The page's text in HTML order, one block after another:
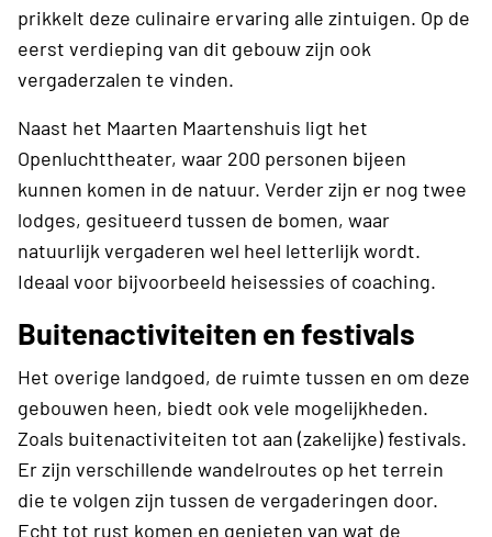
prikkelt deze culinaire ervaring alle zintuigen. Op de
eerst verdieping van dit gebouw zijn ook
vergaderzalen te vinden.
Naast het Maarten Maartenshuis ligt het
Openluchttheater, waar 200 personen bijeen
kunnen komen in de natuur. Verder zijn er nog twee
lodges, gesitueerd tussen de bomen, waar
natuurlijk vergaderen wel heel letterlijk wordt.
Ideaal voor bijvoorbeeld heisessies of coaching.
Buitenactiviteiten en festivals
Het overige landgoed, de ruimte tussen en om deze
gebouwen heen, biedt ook vele mogelijkheden.
Zoals buitenactiviteiten tot aan (zakelijke) festivals.
Er zijn verschillende wandelroutes op het terrein
die te volgen zijn tussen de vergaderingen door.
Echt tot rust komen en genieten van wat de